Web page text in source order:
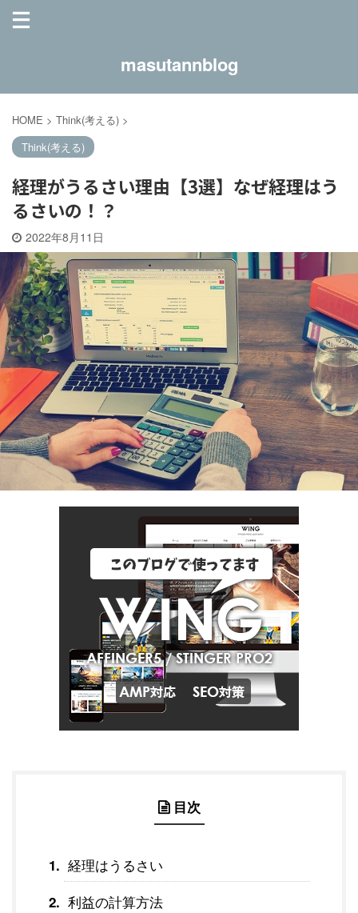
masutannblog
HOME > Think(考える) >
Think(考える)
経理がうるさい理由【3選】なぜ経理はう
るさいの！？
2022年8月11日
目次
経理はうるさい
利益の計算方法